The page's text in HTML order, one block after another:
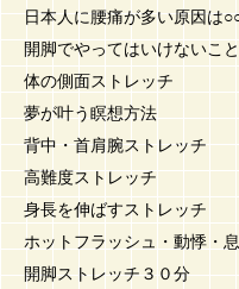
日本人に腰痛が多い原因は
開脚でやってはいけないこと
体の側面ストレッチ
夢が叶う瞑想方法
背中・首肩腕ストレッチ
高難度ストレッチ
身長を伸ばすストレッチ
ホットフラッシュ・動悸・
開脚ストレッチ３０分